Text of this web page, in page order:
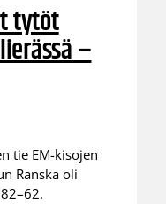
tytöt
–
tie EM-kisojen
Ranska oli